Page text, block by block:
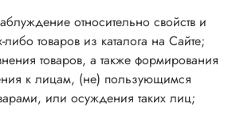
относительно свойств и
либо товаров из каталога на Сайте;
товаров, а также формирования
к лицам, (не) пользующимся
или осуждения таких лиц;